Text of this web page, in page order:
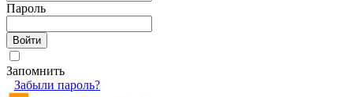
Пароль
Запомнить
Забыли пароль?